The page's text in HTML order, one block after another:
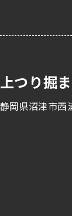
つり掘
岡県沼津市西